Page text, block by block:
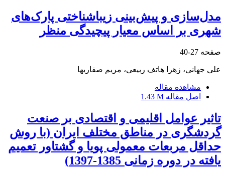
مدل‌سازی و پیش‌بینی زیباشناختی پارک‌های
شهری بر اساس معیار پیچیدگی منظر
صفحه 27-40
علی جهانی، زهرا هاتف ربیعی، مریم صفاریها
مشاهده مقاله
اصل مقاله 1.43 M
تاثیر عوامل اقلیمی و اقتصادی بر صنعت
گردشگری در مناطق مختلف ایران (با روش
حداقل مربعات معمولی پویا و گشتاور تعمیم
یافته در دوره زمانی 1385-1397)